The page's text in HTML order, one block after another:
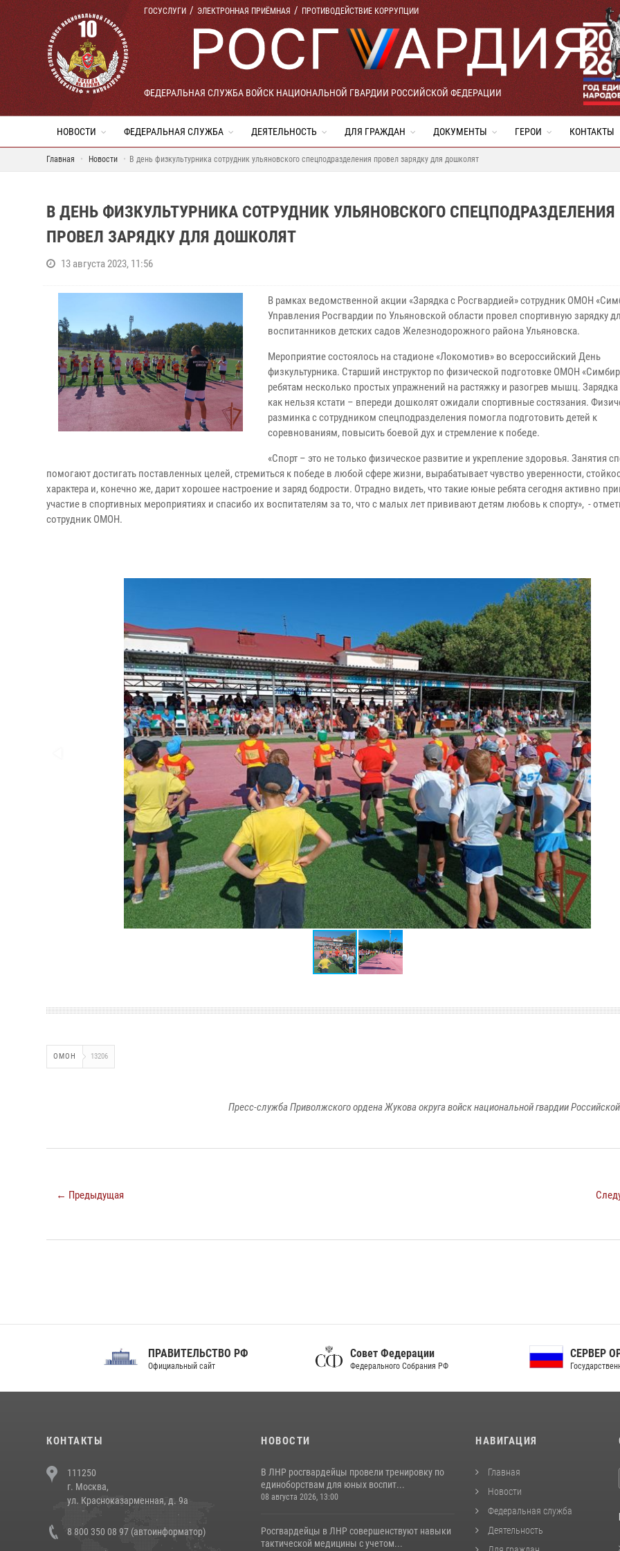
ГОСУСЛУГИ ЭЛЕКТРОННАЯ ПРИЁМНАЯ ПРОТИВОДЕЙСТВИЕ КОРРУПЦИИ
ФЕДЕРАЛЬНАЯ СЛУЖБА ВОЙСК НАЦИОНАЛЬНОЙ ГВАРДИИ РОССИЙСКОЙ ФЕДЕРАЦИИ
НОВОСТИ ФЕДЕРАЛЬНАЯ СЛУЖБА ДЕЯТЕЛЬНОСТЬ ДЛЯ ГРАЖДАН ДОКУМЕНТЫ ГЕРОИ КОНТАКТЫ
Главная Новости В день физкультурника сотрудник ульяновского спецподразделения провел зарядку для дошколят
В ДЕНЬ ФИЗКУЛЬТУРНИКА СОТРУДНИК УЛЬЯНОВСКОГО СПЕЦПОДРАЗДЕЛЕНИЯ
ПРОВЕЛ ЗАРЯДКУ ДЛЯ ДОШКОЛЯТ
13 августа 2023, 11:56
В рамках ведомственной акции «Зарядка с Росгвардией» сотрудник ОМОН
Управления Росгвардии по Ульяновской области провел спортивную зарядку
воспитанников детских садов Железнодорожного района Ульяновска.
Мероприятие состоялось на стадионе «Локомотив» во всероссийский День
физкультурника. Старший инструктор по физической подготовке ОМОН
ребятам несколько простых упражнений на растяжку и разогрев мышц.
как нельзя кстати – впереди дошколят ожидали спортивные состязания.
разминка с сотрудником спецподразделения помогла подготовить детей к
соревнованиям, повысить боевой дух и стремление к победе.
«Спорт – это не только физическое развитие и укрепление здоровья. Занятия
помогают достигать поставленных целей, стремиться к победе в любой сфере жизни, вырабатывает чувство уверенности,
характера и, конечно же, дарит хорошее настроение и заряд бодрости. Отрадно видеть, что такие юные ребята сегодня активно
участие в спортивных мероприятиях и спасибо их воспитателям за то, что с малых лет прививают детям любовь к спорту», -
сотрудник ОМОН.
ОМОН 13206
Пресс-служба Приволжского ордена Жукова округа войск национальной гвардии
← Предыдущая
ПРАВИТЕЛЬСТВО РФ
Официальный сайт
Совет Федерации
Федерального Собрания РФ
СЕРВЕР ОРГАНОВ
Государственной власти РФ
КОНТАКТЫ
111250
г. Москва,
ул. Красноказарменная, д. 9а
8 800 350 08 97 (автоинформатор)
НОВОСТИ
В ЛНР росгвардейцы провели тренировку по
единоборствам для юных воспит...
08 августа 2026, 13:00
Росгвардейцы в ЛНР совершенствуют навыки
тактической медицины с учетом...
НАВИГАЦИЯ
Главная
Новости
Федеральная служба
Деятельность